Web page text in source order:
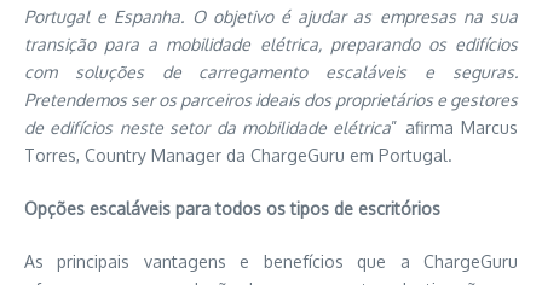
Portugal e Espanha. O objetivo é ajudar as empresas na sua
transição para a mobilidade elétrica, preparando os edifícios
com soluções de carregamento escaláveis e seguras.
Pretendemos ser os parceiros ideais dos proprietários e gestores
de edifícios neste setor da mobilidade elétrica” afirma Marcus
Torres, Country Manager da ChargeGuru em Portugal.
Opções escaláveis para todos os tipos de escritórios
As principais vantagens e benefícios que a ChargeGuru